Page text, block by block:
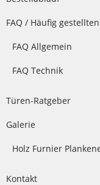
FAQ / Häufig
FAQ Allgemein
FAQ Technik
Türen-Ratgeber
Galerie
Holz Furnier
Kontakt